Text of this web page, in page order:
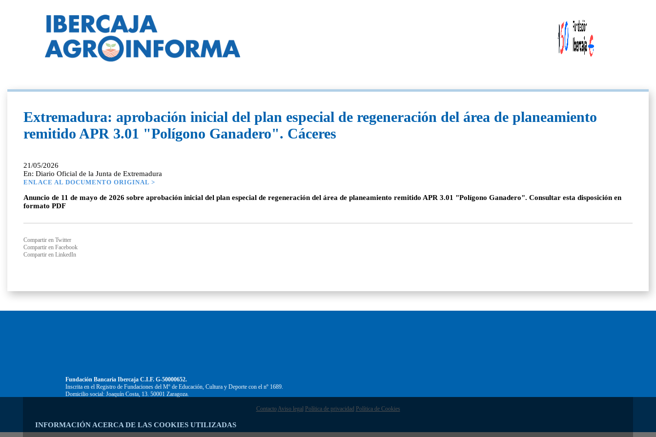
INFORMACIÓN ACERCA DE LAS COOKIES UTILIZADAS
Extremadura: aprobación inicial del plan especial de regeneración del área de planeamiento
remitido APR 3.01 "Polígono Ganadero". Cáceres
21/05/2026
En: Diario Oficial de la Junta de Extremadura
ENLACE AL DOCUMENTO ORIGINAL >
Anuncio de 11 de mayo de 2026 sobre aprobación inicial del plan especial de regeneración del área de planeamiento remitido APR 3.01 "Polígono Ganadero". Consultar esta disposición en
formato PDF
Compartir en Twitter
Compartir en Facebook
Compartir en LinkedIn
Fundación Bancaria Ibercaja C.I.F. G-50000652.
Inscrita en el Registro de Fundaciones del Mº de Educación, Cultura y Deporte con el nº 1689.
Domicilio social: Joaquín Costa, 13. 50001 Zaragoza.
Contacto Aviso legal Política de privacidad Política de Cookies